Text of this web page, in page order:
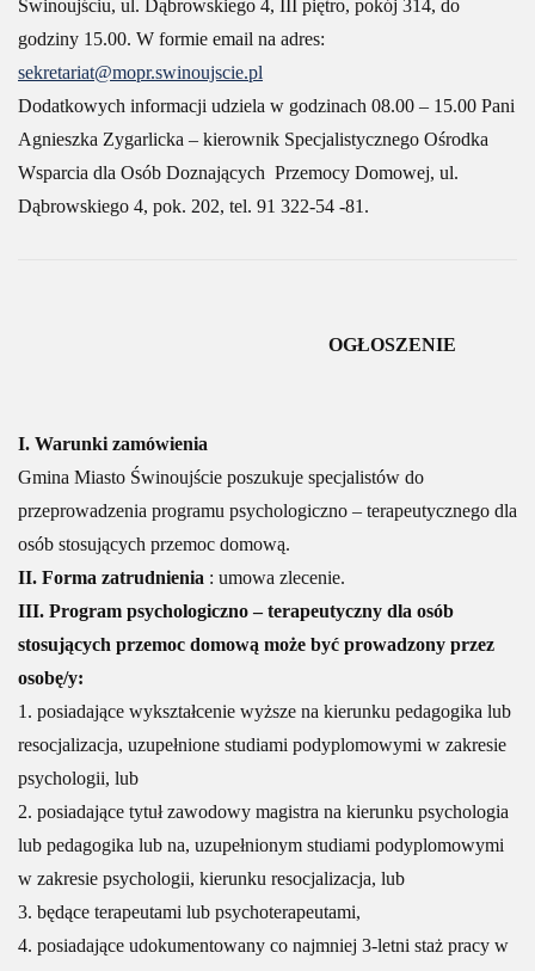
Świnoujściu, ul. Dąbrowskiego 4, III piętro, pokój 314, do
godziny 15.00. W formie email na adres:
sekretariat@mopr.swinoujscie.pl
Dodatkowych informacji udziela w godzinach 08.00 – 15.00 Pani
Agnieszka Zygarlicka – kierownik Specjalistycznego Ośrodka
Wsparcia dla Osób Doznających Przemocy Domowej, ul.
Dąbrowskiego 4, pok. 202, tel. 91 322-54 -81.
OGŁOSZENIE
I. Warunki zamówienia
Gmina Miasto Świnoujście poszukuje specjalistów do
przeprowadzenia programu psychologiczno – terapeutycznego dla
osób stosujących przemoc domową.
II. Forma zatrudnienia : umowa zlecenie.
III. Program psychologiczno – terapeutyczny dla osób
stosujących przemoc domową może być prowadzony przez
osobę/y:
1. posiadające wykształcenie wyższe na kierunku pedagogika lub
resocjalizacja, uzupełnione studiami podyplomowymi w zakresie
psychologii, lub
2. posiadające tytuł zawodowy magistra na kierunku psychologia
lub pedagogika lub na, uzupełnionym studiami podyplomowymi
w zakresie psychologii, kierunku resocjalizacja, lub
3. będące terapeutami lub psychoterapeutami,
4. posiadające udokumentowany co najmniej 3-letni staż pracy w